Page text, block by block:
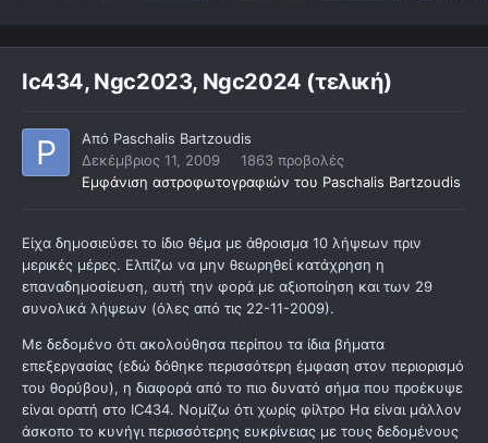
Ic434, Ngc2023, Ngc2024 (τελική)
Από Paschalis Bartzoudis
Δεκέμβριος 11, 2009
1863 προβολές
Εμφάνιση αστροφωτογραφιών του Paschalis Bartzoudis
Είχα δημοσιεύσει το ίδιο θέμα με άθροισμα 10 λήψεων πριν
μερικές μέρες. Ελπίζω να μην θεωρηθεί κατάχρηση η
επαναδημοσίευση, αυτή την φορά με αξιοποίηση και των 29
συνολικά λήψεων (όλες από τις 22-11-2009).
Με δεδομένο ότι ακολούθησα περίπου τα ίδια βήματα
επεξεργασίας (εδώ δόθηκε περισσότερη έμφαση στον περιορισμό
του θορύβου), η διαφορά από το πιο δυνατό σήμα που προέκυψε
είναι ορατή στο IC434. Νομίζω ότι χωρίς φίλτρο Ηα είναι μάλλον
άσκοπο το κυνήγι περισσότερης ευκρίνειας με τους δεδομένους